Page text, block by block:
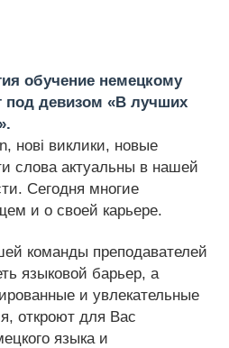
обучение немецкому
под девизом «В лучших
нові виклики, новые
слова актуальны в нашей
Сегодня многие
и о своей карьере.
команды преподавателей
языковой барьер, а
и увлекательные
откроют для Вас
языка и